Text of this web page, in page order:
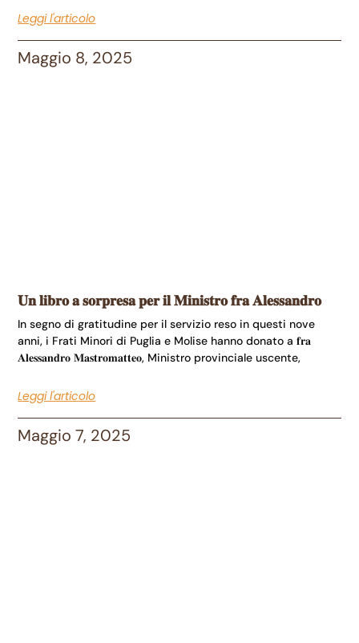
Leggi l'articolo
Maggio 8, 2025
𝐔𝐧 𝐥𝐢𝐛𝐫𝐨 𝐚 𝐬𝐨𝐫𝐩𝐫𝐞𝐬𝐚 𝐩𝐞𝐫 𝐢𝐥 𝐌𝐢𝐧𝐢𝐬𝐭𝐫𝐨 𝐟𝐫𝐚 𝐀𝐥𝐞𝐬𝐬𝐚𝐧𝐝𝐫𝐨
In segno di gratitudine per il servizio reso in questi nove
anni, i Frati Minori di Puglia e Molise hanno donato a 𝐟𝐫𝐚
𝐀𝐥𝐞𝐬𝐬𝐚𝐧𝐝𝐫𝐨 𝐌𝐚𝐬𝐭𝐫𝐨𝐦𝐚𝐭𝐭𝐞𝐨, Ministro provinciale uscente,
Leggi l'articolo
Maggio 7, 2025